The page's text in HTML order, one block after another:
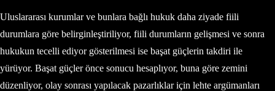
Uluslararası kurumlar ve bunlara bağlı hukuk daha ziyade fiili
durumlara göre belirginleştiriliyor, fiili durumların gelişmesi ve sonra
hukukun tecelli ediyor gösterilmesi ise başat güçlerin takdiri ile
yürüyor. Başat güçler önce sonucu hesaplıyor, buna göre zemini
düzenliyor, olay sonrası yapılacak pazarlıklar için lehte argümanları